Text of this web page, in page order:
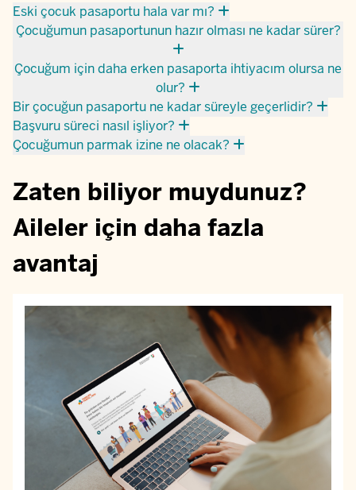
Eski çocuk pasaportu hala var mı?
Çocuğumun pasaportunun hazır olması ne kadar sürer?
Çocuğum için daha erken pasaporta ihtiyacım olursa ne
olur?
Bir çocuğun pasaportu ne kadar süreyle geçerlidir?
Başvuru süreci nasıl işliyor?
Çocuğumun parmak izine ne olacak?
Zaten biliyor muydunuz?
Aileler için daha fazla
avantaj